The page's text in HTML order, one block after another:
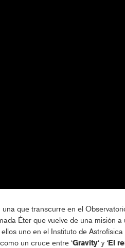
que transcurre en el
Éter que vuelve de una misión a
uno en el Instituto de Astrofísica
un cruce entre ‘Gravity‘ y ‘El